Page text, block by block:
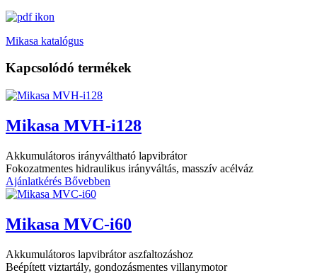
Mikasa katalógus
Kapcsolódó termékek
Mikasa MVH-i128
Akkumulátoros irányváltható lapvibrátor
Fokozatmentes hidraulikus irányváltás, masszív acélváz
Ajánlatkérés Bővebben
Mikasa MVC-i60
Akkumulátoros lapvibrátor aszfaltozáshoz
Beépített viztartály, gondozásmentes villanymotor